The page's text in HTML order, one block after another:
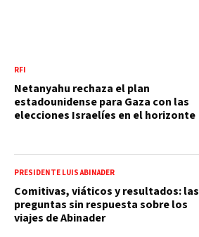
RFI
Netanyahu rechaza el plan
estadounidense para Gaza con las
elecciones Israelíes en el horizonte
PRESIDENTE LUIS ABINADER
Comitivas, viáticos y resultados: las
preguntas sin respuesta sobre los
viajes de Abinader